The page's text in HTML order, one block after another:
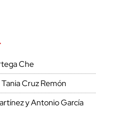
Che
Cruz Remón
y Antonio García